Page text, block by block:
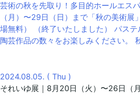
芸術の秋を先取り！多目的ホールエス
（月）〜29日（日）まで「秋の美術展
場無料） （終了いたしました） パステ
陶芸作品の数々をお楽しみください。
2024.08.05. ( Thu )
それいゆ展｜8月20日（火）〜26日（月